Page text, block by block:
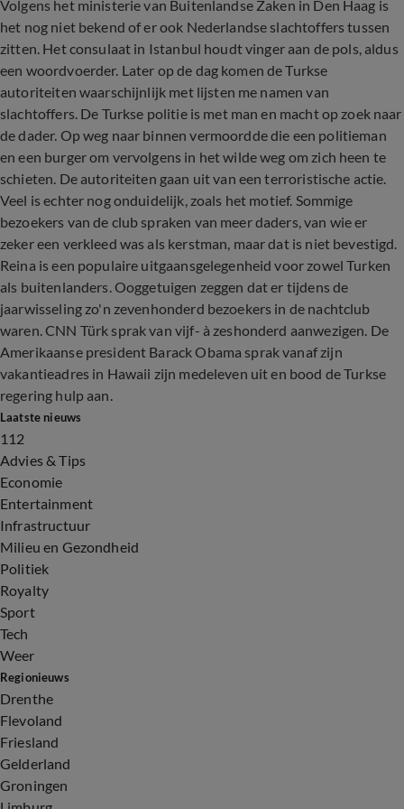
Volgens het ministerie van Buitenlandse Zaken in Den Haag is
het nog niet bekend of er ook Nederlandse slachtoffers tussen
zitten. Het consulaat in Istanbul houdt vinger aan de pols, aldus
een woordvoerder. Later op de dag komen de Turkse
autoriteiten waarschijnlijk met lijsten me namen van
slachtoffers. De Turkse politie is met man en macht op zoek naar
de dader. Op weg naar binnen vermoordde die een politieman
en een burger om vervolgens in het wilde weg om zich heen te
schieten. De autoriteiten gaan uit van een terroristische actie.
Veel is echter nog onduidelijk, zoals het motief. Sommige
bezoekers van de club spraken van meer daders, van wie er
zeker een verkleed was als kerstman, maar dat is niet bevestigd.
Reina is een populaire uitgaansgelegenheid voor zowel Turken
als buitenlanders. Ooggetuigen zeggen dat er tijdens de
jaarwisseling zo'n zevenhonderd bezoekers in de nachtclub
waren. CNN Türk sprak van vijf- à zeshonderd aanwezigen. De
Amerikaanse president Barack Obama sprak vanaf zijn
vakantieadres in Hawaii zijn medeleven uit en bood de Turkse
regering hulp aan.
Laatste nieuws
112
Advies & Tips
Economie
Entertainment
Infrastructuur
Milieu en Gezondheid
Politiek
Royalty
Sport
Tech
Weer
Regionieuws
Drenthe
Flevoland
Friesland
Gelderland
Groningen